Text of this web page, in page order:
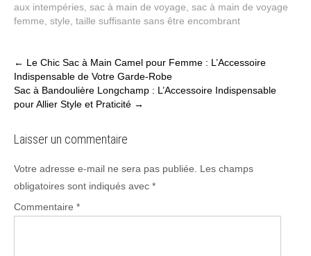
aux intempéries sac à main de voyage sac à main de voyage
femme style taille suffisante sans être encombrant
Post
navigation
← Le Chic Sac à Main Camel pour Femme : L’Accessoire
Indispensable de Votre Garde-Robe
Sac à Bandoulière Longchamp : L’Accessoire Indispensable
pour Allier Style et Praticité →
Laisser un commentaire
Votre adresse e-mail ne sera pas publiée.
Les champs
obligatoires sont indiqués avec *
Commentaire *